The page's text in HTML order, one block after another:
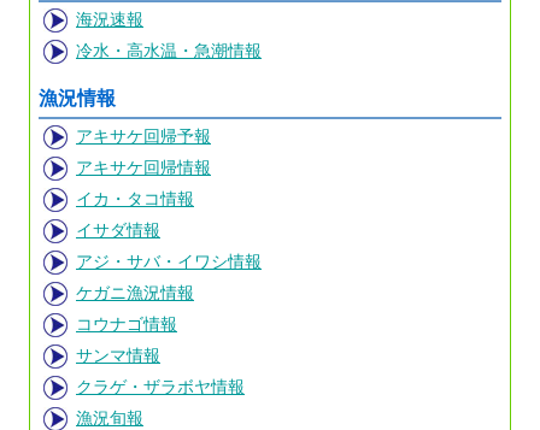
海況速報
冷水・高水温・急潮情報
漁況情報
アキサケ回帰予報
アキサケ回帰情報
イカ・タコ情報
イサダ情報
アジ・サバ・イワシ情報
ケガニ漁況情報
コウナゴ情報
サンマ情報
クラゲ・ザラボヤ情報
漁況旬報